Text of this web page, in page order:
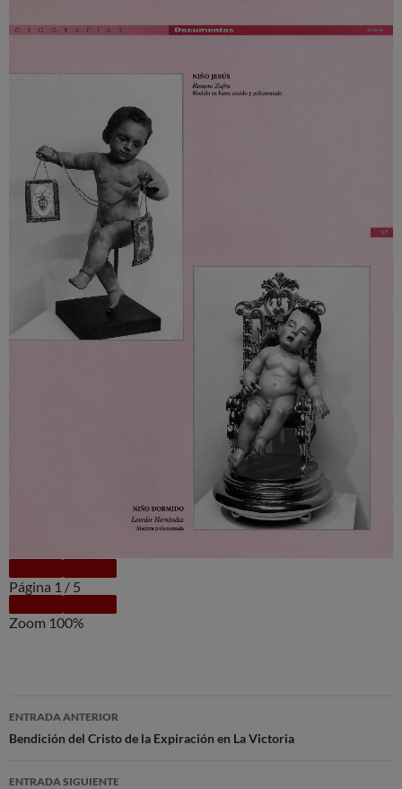
Página 1 / 5
Zoom 100%
Navegación
de
entradas
ENTRADA ANTERIOR
Bendición del Cristo de la Expiración en La Victoria
ENTRADA SIGUIENTE